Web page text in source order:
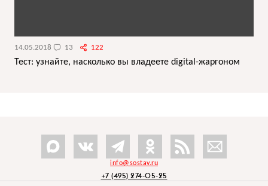
14.05.2018 13 122
Тест: узнайте, насколько вы владеете digital-жаргоном
info@sostav.ru
+7 (495) 274-05-25